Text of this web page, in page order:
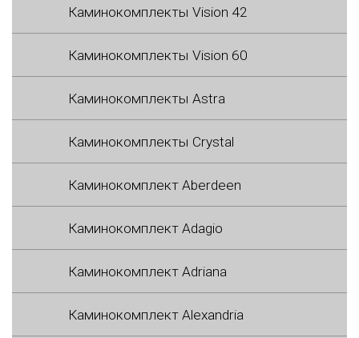
Каминокомплекты Vision 42
Каминокомплекты Vision 60
Каминокомплекты Astra
Каминокомплекты Crystal
Каминокомплект Aberdeen
Каминокомплект Adagio
Каминокомплект Adriana
Каминокомплект Alexandria